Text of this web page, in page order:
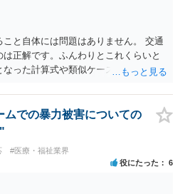
と自体には問題はありません。 交通
正解です。ふんわりとこれくらいと
った計算式や類似ケースでの裁判所
側の故意や過失がないと思われるケ
ある程度の減額等があることはやむを
の提示があまりにも低額であった場合
討されるべきかと思います。 弁護士
、また現時点でのアドバイス等をも
ご相談されておいても良いかも知れま
ムでの暴力被害についての
#医療・福祉業界
役にたった 6